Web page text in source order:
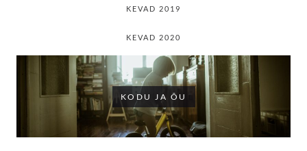
KEVAD 2019
KEVAD 2020
KODU JA ÕU